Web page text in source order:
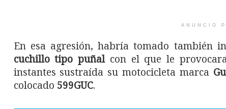
ANUNCIO
En esa agresión, habría tomado también
cuchillo tipo puñalcon el que le
instantes sustraída su motocicleta marca
colocado 599GUC.